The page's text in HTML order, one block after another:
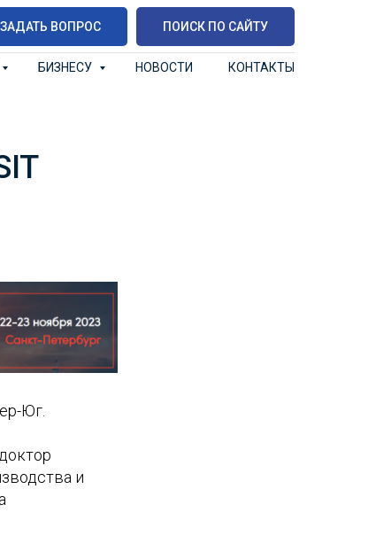
ЗАДАТЬ ВОПРОС ПОИСК ПО САЙТУ
БИЗНЕСУ НОВОСТИ КОНТАКТЫ
Юг.
и